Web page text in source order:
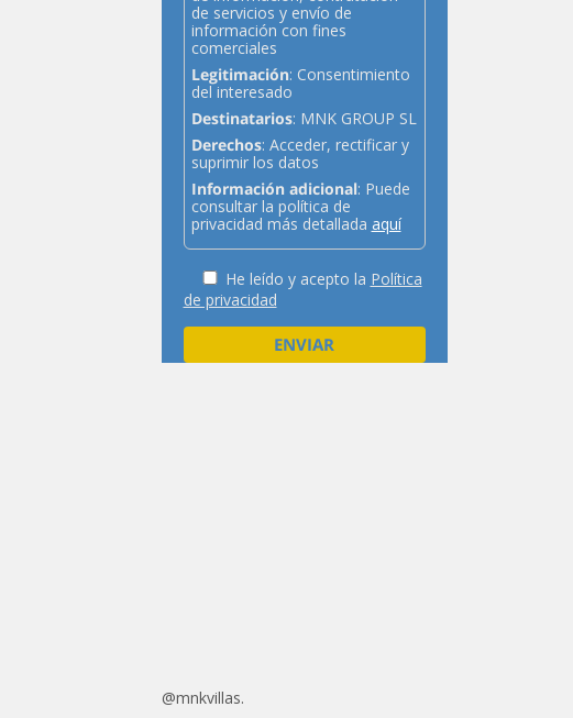
de servicios y envío de
información con fines
comerciales
Legitimación: Consentimiento
del interesado
Destinatarios: MNK GROUP SL
Derechos: Acceder, rectificar y
suprimir los datos
Información adicional: Puede
consultar la política de
privacidad más detallada aquí
He leído y acepto la Política
de privacidad
@mnkvillas.